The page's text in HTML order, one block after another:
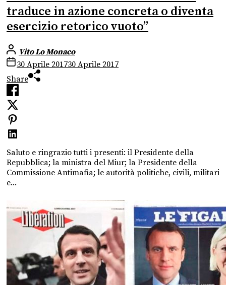
traduce in azione concreta o diventa
esercizio retorico vuoto”
Vito Lo Monaco
30 Aprile 201730 Aprile 2017
Share
Saluto e ringrazio tutti i presenti: il Presidente della
Repubblica; la ministra del Miur; la Presidente della
Commissione Antimafia; le autorità politiche, civili, militari
e...